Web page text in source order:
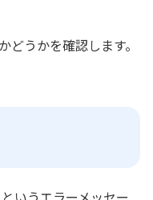
どうかを確認します。